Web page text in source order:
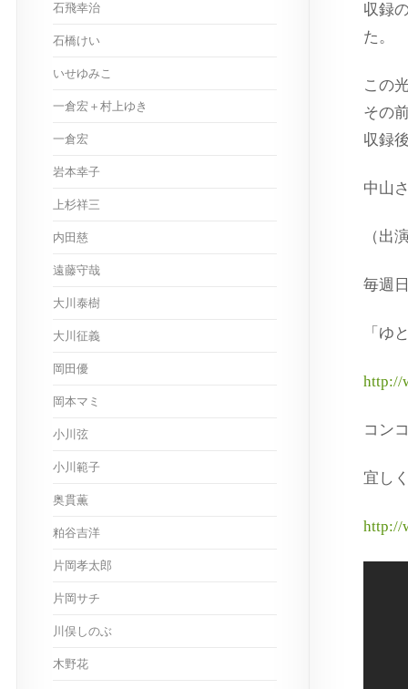
収録
た。
この
その
収録
中山
（出
毎週
「ゆ
http://
コン
宜し
http://
石飛幸治
石橋けい
いせゆみこ
一倉宏＋村上ゆき
一倉宏
岩本幸子
上杉祥三
内田慈
遠藤守哉
大川泰樹
大川征義
岡田優
岡本マミ
小川弦
小川範子
奥貫薫
粕谷吉洋
片岡孝太郎
片岡サチ
川俣しのぶ
木野花